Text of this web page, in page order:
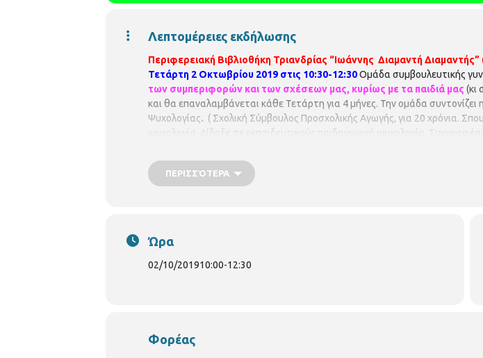
Λεπτομέρειες εκδήλωσης
Περιφερειακή Βιβλιοθήκη Τριανδρίας “Ιωάννης Διαμαντή
Τετάρτη 2 Οκτωβρίου 2019 στις 10:30-12:30Ομάδα συμβουλευτικής
των συμπεριφορών και των σχέσεων μας, κυρίως με τα παιδιά μας (κι
και θα επαναλαμβάνεται κάθε Τετάρτη για 4 μήνες. Την ομάδα συντονίζει η
Ψυχολογίας. ( Σχολική Σύμβουλος Προσχολικής Αγωγής, για 20 χρόνια.
ψυχολογία. Δίδαξε σε εκπαιδευτικούς παιδαγωγική ψυχολογία.
ΠΕΡΙΣΣΌΤΕΡΑ
Ώρα
02/10/201910:00-12:30
Φορέας